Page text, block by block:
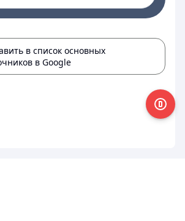
в список основных
в Google